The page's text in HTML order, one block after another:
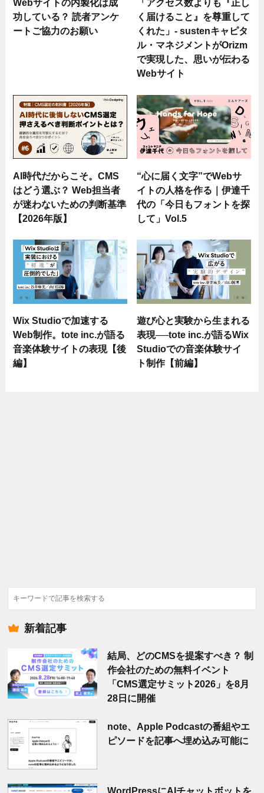
Webサイトの内製化は成
功している？ 読者アンケ
ートご協力のお願い
「アクセス数よりも『正し
く届けること』を尊重して
くれた」- sustenキャピタ
ル・マネジメントがOrizm
で実現した、思いが伝わる
Webサイト
AI時代だからこそ。CMS
はどう選ぶ？ Web担当者
が迷わないための判断基準
【2026年版】
“心に届く文字”でWebサ
イトの人格を作る｜伊達千
代の「今日もフォントを探
して」Vol.5
Wix Studioで加速する
Web制作。tote inc.が語る
音楽体験サイトの表現【後
編】
遊び心と実験から生まれる
表現──tote inc.が語るWix
Studioでの音楽体験サイ
ト制作【前編】
検
索
新着記事
結局、どのCMSを提案すべき？ 制
作会社のための無料イベント
「CMS選定サミット2026」を8月
28日に開催
note、Apple Podcastの番組やエ
ピソードを記事へ埋め込み可能に